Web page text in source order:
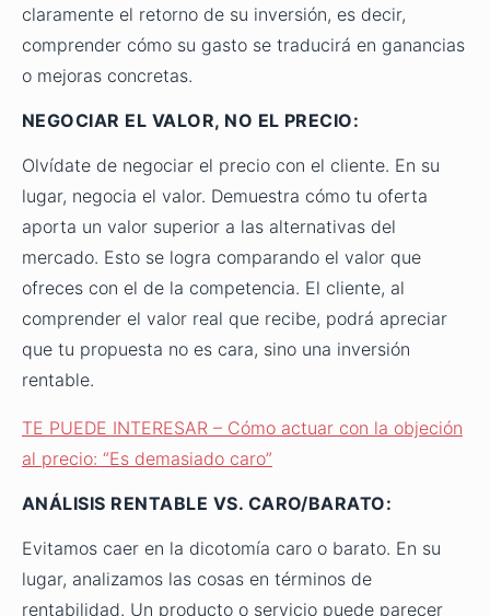
claramente el retorno de su inversión, es decir,
comprender cómo su gasto se traducirá en ganancias
o mejoras concretas.
NEGOCIAR EL VALOR, NO EL PRECIO:
Olvídate de negociar el precio con el cliente. En su
lugar, negocia el valor. Demuestra cómo tu oferta
aporta un valor superior a las alternativas del
mercado. Esto se logra comparando el valor que
ofreces con el de la competencia. El cliente, al
comprender el valor real que recibe, podrá apreciar
que tu propuesta no es cara, sino una inversión
rentable.
TE PUEDE INTERESAR – Cómo actuar con la objeción
al precio: “Es demasiado caro”
ANÁLISIS RENTABLE VS. CARO/BARATO:
Evitamos caer en la dicotomía caro o barato. En su
lugar, analizamos las cosas en términos de
rentabilidad. Un producto o servicio puede parecer